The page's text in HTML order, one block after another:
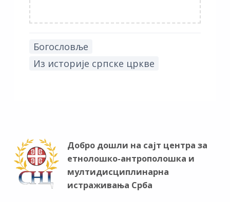
Богословље
Из историје српске цркве
Добро дошли на сајт центра за
етнолошко-антрополошка и
мултидисциплинарна
истраживања Срба